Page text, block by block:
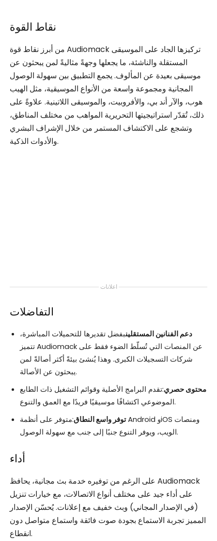
نقاط القوة
من أبرز نقاط قوة Audiomack تركيزها الجاد على الموسيقى
المستقلة والناشئة، ما يجعلها وجهةً مثاليةً لمن يبحثون عن
موسيقى بعيدة عن المألوف. يجمع التطبيق بين سهولة الوصول
المجانية ومجموعة واسعة من الأنواع الموسيقية، مثل الهيب
هوب، والآر أند بي، والأفروبيت، والموسيقى اللاتينية. علاوةً على
ذلك، تُقدّر استراتيجيتها التحريرية المواهب من مختلف المناطق،
وتشجع على الاكتشاف المستمر من خلال الإشراف البشري
والأدوات الذكية.
اعلانات
التفاضلات
دعم الفنانين المستقلينبفضل تقديرها للتحميلات المباشرة،
تتميز Audiomack عن المنصات التي تُسلّط الضوء فقط على
شركات التسجيلات الكبرى. وهذا يُنشئ بيئةً أكثر أصالةً لمن
يبحثون عن الأصالة.
محتوى حصري:تقدم البرامج الأصلية وقوائم التشغيل ذات الطابع
الموضوعي اكتشافًا موسيقيًا فريدًا مع العمق والتنوع.
توفر واسع النطاق:متوفر على أنظمة Android وiOS ومنصات
الويب، ويوفر التنوع جنبًا إلى جنب مع سهولة الوصول.
أداء
على الرغم من توفيره خدمة بث مجانية، يحافظ Audiomack
على أداء جيد على مختلف أنواع الاتصالات، مع خيارات تنزيل
(في الإصدار المجاني) وبث خفيف مع إعلانات. يُحسّن الإصدار
المميز تجربة الاستماع بجودة صوت فائقة واستماع متواصل دون
انقطاع.